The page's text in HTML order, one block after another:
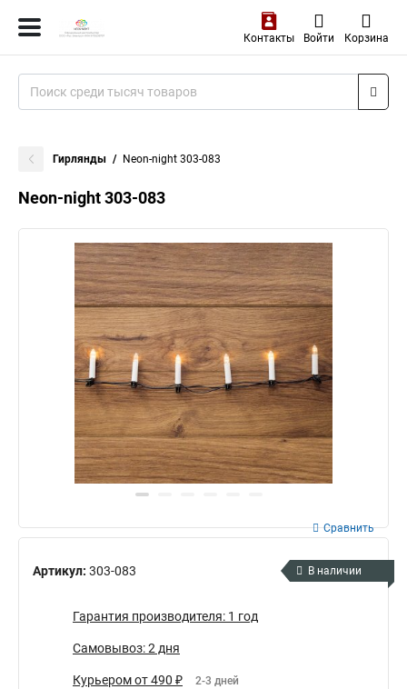
Контакты Войти Корзина
Гирлянды Neon-night 303-083
Neon-night 303-083
Артикул: 303-083
Сравнить
В наличии
Гарантия производителя: 1 год
Самовывоз: 2 дня
Курьером от 490 ₽ 2-3 дней